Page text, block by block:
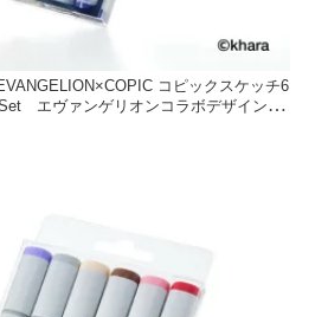
コピックスケッチ6
エヴァンゲリオンコラボデザイン 渚